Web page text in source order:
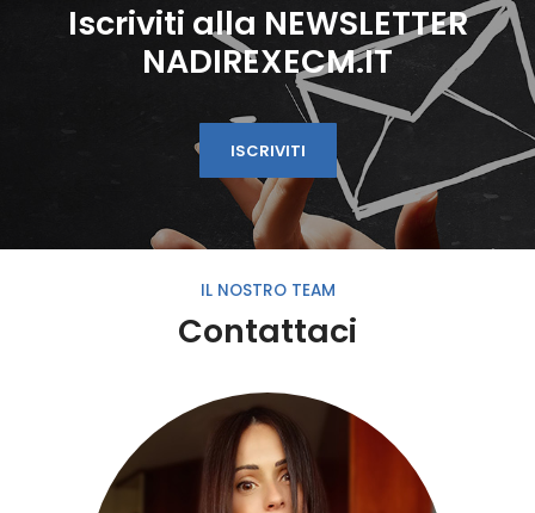
Iscriviti alla NEWSLETTER
NADIREXECM.IT
ISCRIVITI
IL NOSTRO TEAM
Contattaci